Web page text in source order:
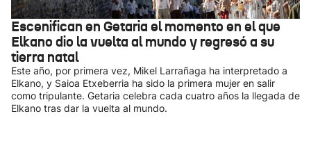
Escenifican en Getaria el momento en el que
Elkano dio la vuelta al mundo y regresó a su
tierra natal
Este año, por primera vez, Mikel Larrañaga ha interpretado a
Elkano, y Saioa Etxeberria ha sido la primera mujer en salir
como tripulante. Getaria celebra cada cuatro años la llegada de
Elkano tras dar la vuelta al mundo.